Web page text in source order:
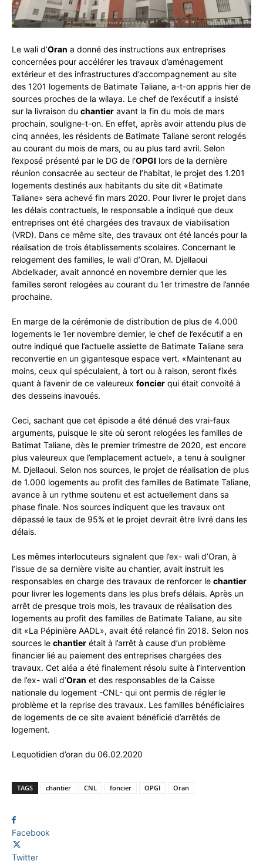
Le wali d’Oran a donné des instructions aux entreprises
concernées pour accélérer les travaux d’aménagement
extérieur et des infrastructures d’accompagnement au site
des 1201 logements de Batimate Taliane, a-t-on appris hier de
sources proches de la wilaya. Le chef de l’exécutif a insisté
sur la livraison du chantier avant la fin du mois de mars
prochain, souligne-t-on. En effet, après avoir attendu plus de
cinq années, les résidents de Batimate Taliane seront relogés
au courant du mois de mars, ou au plus tard avril. Selon
l’exposé présenté par le DG de l’OPGI lors de la dernière
réunion consacrée au secteur de l’habitat, le projet des 1.201
logements destinés aux habitants du site dit «Batimate
Taliane» sera achevé fin mars 2020. Pour livrer le projet dans
les délais contractuels, le responsable a indiqué que deux
entreprises ont été chargées des travaux de viabilisation
(VRD). Dans ce même site, des travaux ont été lancés pour la
réalisation de trois établissements scolaires. Concernant le
relogement des familles, le wali d’Oran, M. Djellaoui
Abdelkader, avait annoncé en novembre dernier que les
familles seront relogées au courant du 1er trimestre de l’année
prochaine.
En marge de la cérémonie de distribution de plus de 4.000
logements le 1er novembre dernier, le chef de l’exécutif a en
outre indiqué que l’actuelle assiette de Batimate Taliane sera
reconvertie en un gigantesque espace vert. «Maintenant au
moins, ceux qui spéculaient, à tort ou à raison, seront fixés
quant à l’avenir de ce valeureux foncier qui était convoité à
des desseins inavoués.
Ceci, sachant que cet épisode a été dénué des vrai-faux
arguments, puisque le site où seront relogées les familles de
Batimat Taliane, dès le premier trimestre de 2020, est encore
plus valeureux que l’emplacement actuel», a tenu à souligner
M. Djellaoui. Selon nos sources, le projet de réalisation de plus
de 1.000 logements au profit des familles de Batimate Taliane,
avance à un rythme soutenu et est actuellement dans sa
phase finale. Nos sources indiquent que les travaux ont
dépassé le taux de 95% et le projet devrait être livré dans les
délais.
Les mêmes interlocuteurs signalent que l’ex- wali d’Oran, à
l’issue de sa dernière visite au chantier, avait instruit les
responsables en charge des travaux de renforcer le chantier
pour livrer les logements dans les plus brefs délais. Après un
arrêt de presque trois mois, les travaux de réalisation des
logements au profit des familles de Batimate Taliane, au site
dit «La Pépinière AADL», avait été relancé fin 2018. Selon nos
sources le chantier était à l’arrêt à cause d’un problème
financier lié au paiement des entreprises chargées des
travaux. Cet aléa a été finalement résolu suite à l’intervention
de l’ex- wali d’Oran et des responsables de la Caisse
nationale du logement -CNL- qui ont permis de régler le
problème et la reprise des travaux. Les familles bénéficiaires
de logements de ce site avaient bénéficié d’arrêtés de
logement.
Lequotidien d’oran du 06.02.2020
TAGS chantier CNL foncier OPGI Oran
Facebook
Twitter